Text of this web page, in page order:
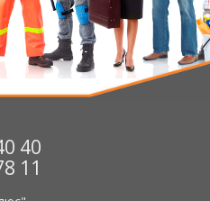
40
11